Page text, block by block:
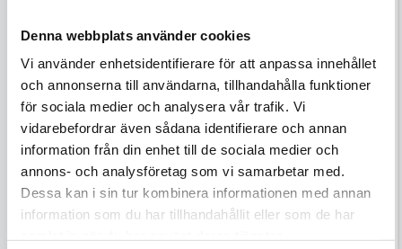
Denna webbplats använder cookies
Vi använder enhetsidentifierare för att anpassa innehållet
och annonserna till användarna, tillhandahålla funktioner
för sociala medier och analysera vår trafik. Vi
vidarebefordrar även sådana identifierare och annan
information från din enhet till de sociala medier och
annons- och analysföretag som vi samarbetar med.
Dessa kan i sin tur kombinera informationen med annan
information som du har tillhandahållit eller som de har
4G-logger för CO2 med
intern givare och
modem
8 790 kr
Exkl. moms
Q-U8410G
4G-logger int temp/RH
& ext temp
6 990 kr
Exkl. moms
Q-U3631G